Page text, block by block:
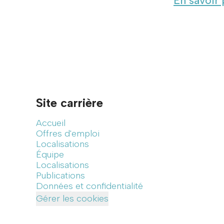
Site carrière
Accueil
Offres d'emploi
Localisations
Équipe
Localisations
Publications
Données et confidentialité
Gérer les cookies